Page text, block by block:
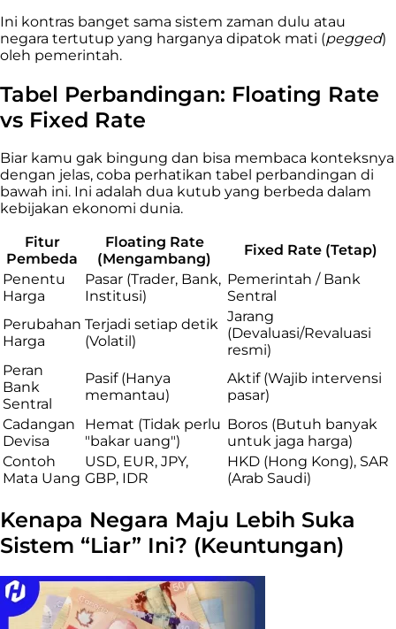
Ini kontras banget sama sistem zaman dulu atau
negara tertutup yang harganya dipatok mati (pegged)
oleh pemerintah.
Tabel Perbandingan: Floating Rate
vs Fixed Rate
Biar kamu gak bingung dan bisa membaca konteksnya
dengan jelas, coba perhatikan tabel perbandingan di
bawah ini. Ini adalah dua kutub yang berbeda dalam
kebijakan ekonomi dunia.
Fitur
Pembeda
Floating Rate
(Mengambang)
Fixed Rate (Tetap)
Penentu
Harga
Pasar (Trader, Bank,
Institusi)
Pemerintah / Bank
Sentral
Perubahan
Harga
Terjadi setiap detik
(Volatil)
Jarang
(Devaluasi/Revaluasi
resmi)
Peran
Bank
Sentral
Pasif (Hanya
memantau)
Aktif (Wajib intervensi
pasar)
Cadangan
Devisa
Hemat (Tidak perlu
"bakar uang")
Boros (Butuh banyak
untuk jaga harga)
Contoh
Mata Uang
USD, EUR, JPY,
GBP, IDR
HKD (Hong Kong), SAR
(Arab Saudi)
Kenapa Negara Maju Lebih Suka
Sistem “Liar” Ini? (Keuntungan)